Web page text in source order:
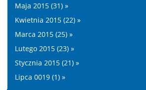
Maja 2015 (31) »
Kwietnia 2015 (22) »
Marca 2015 (25) »
Lutego 2015 (23) »
Stycznia 2015 (21) »
Lipca 0019 (1) »